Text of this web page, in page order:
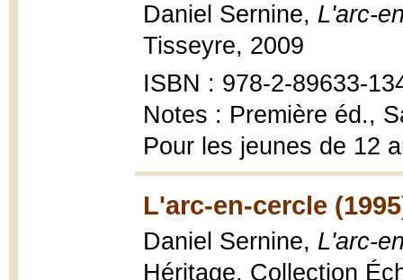
Daniel Sernine, L'arc-
Tisseyre, 2009
ISBN : 978-2-89633-
Notes : Première éd.,
Pour les jeunes de 12
L'arc-en-cercle
Daniel Sernine, L'arc-
Héritage, Collection